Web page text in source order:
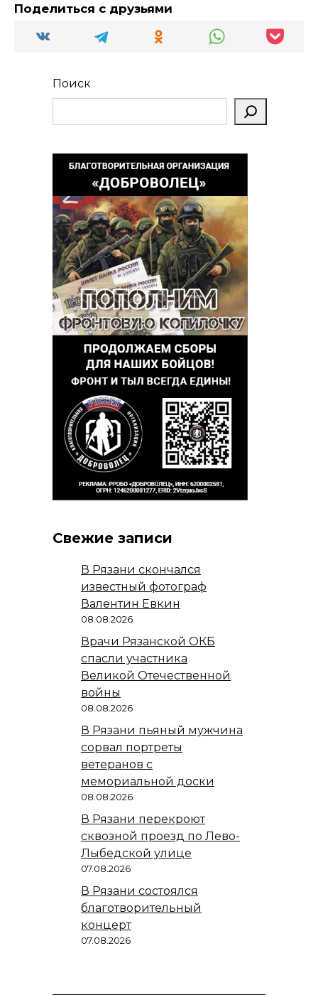
Поделиться с друзьями
Поиск
Свежие записи
В Рязани скончался
известный фотограф
Валентин Евкин
08.08.2026
Врачи Рязанской ОКБ
спасли участника
Великой Отечественной
войны
08.08.2026
В Рязани пьяный мужчина
сорвал портреты
ветеранов с
мемориальной доски
08.08.2026
В Рязани перекроют
сквозной проезд по Лево-
Лыбедской улице
07.08.2026
В Рязани состоялся
благотворительный
концерт
07.08.2026